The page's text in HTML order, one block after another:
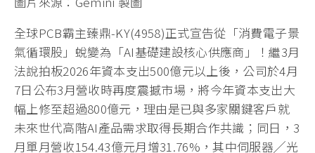
全球PCB霸主臻鼎-KY(4958)正式宣告從「消費電子景
氣循環股」蛻變為「AI基礎建設核心供應商」！繼3月
法說拍板2026年資本支出500億元以上後，公司於4月
7日公布3月營收時再度震撼市場，將今年資本支出大
幅上修至超過800億元，理由是已與多家關鍵客戶就
未來世代高階AI產品需求取得長期合作共識；同日，3
月單月營收154.43億元月增31.76%，其中伺服器╱光